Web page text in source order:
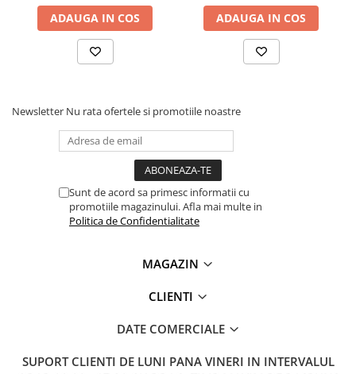
ADAUGA IN COS ADAUGA IN COS
Newsletter Nu rata ofertele si promotiile noastre
Sunt de acord sa primesc informatii cu
promotiile magazinului. Afla mai multe in
Politica de Confidentialitate
MAGAZIN
CLIENTI
DATE COMERCIALE
SUPORT CLIENTI DE LUNI PANA VINERI IN INTERVALUL